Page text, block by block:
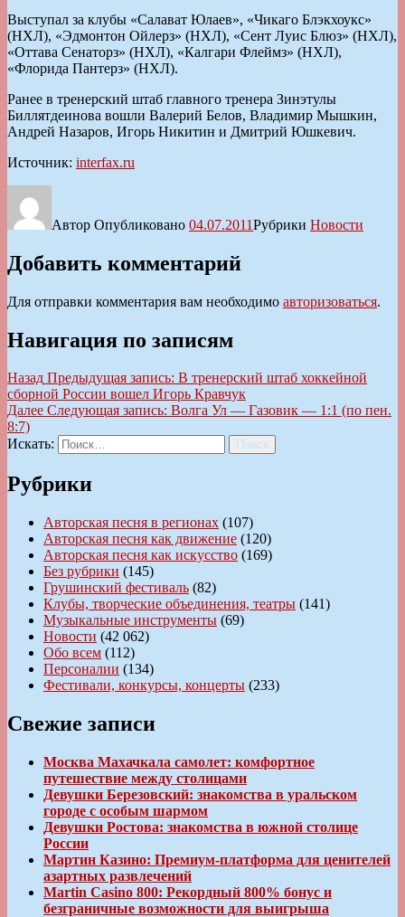
Выступал за клубы «Салават Юлаев», «Чикаго Блэкхоукс»
(НХЛ), «Эдмонтон Ойлерз» (НХЛ), «Сент Луис Блюз» (НХЛ),
«Оттава Сенаторз» (НХЛ), «Калгари Флеймз» (НХЛ),
«Флорида Пантерз» (НХЛ).
Ранее в тренерский штаб главного тренера Зинэтулы
Биллятдеинова вошли Валерий Белов, Владимир Мышкин,
Андрей Назаров, Игорь Никитин и Дмитрий Юшкевич.
Источник: interfax.ru
Автор Опубликовано 04.07.2011Рубрики Новости
Добавить комментарий
Для отправки комментария вам необходимо авторизоваться.
Навигация по записям
Назад Предыдущая запись: В тренерский штаб хоккейной
сборной России вошел Игорь Кравчук
Далее Следующая запись: Волга Ул — Газовик — 1:1 (по пен.
8:7)
Искать:
Поиск
Рубрики
Авторская песня в регионах (107)
Авторская песня как движение (120)
Авторская песня как искусство (169)
Без рубрики (145)
Грушинский фестиваль (82)
Клубы, творческие объединения, театры (141)
Музыкальные инструменты (69)
Новости (42 062)
Обо всем (112)
Персоналии (134)
Фестивали, конкурсы, концерты (233)
Свежие записи
Москва Махачкала самолет: комфортное
путешествие между столицами
Девушки Березовский: знакомства в уральском
городе с особым шармом
Девушки Ростова: знакомства в южной столице
России
Мартин Казино: Премиум-платформа для ценителей
азартных развлечений
Martin Casino 800: Рекордный 800% бонус и
безграничные возможности для выигрыша